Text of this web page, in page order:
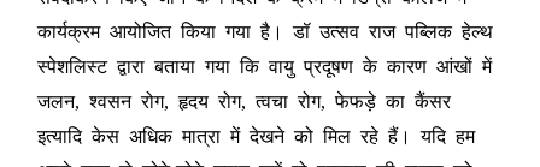
कार्यक्रम आयोजित किया गया है। डॉ उत्सव राज पब्लिक हेल्थ
स्पेशलिस्ट द्वारा बताया गया कि वायु प्रदूषण के कारण आंखों में
जलन, श्वसन रोग, हृदय रोग, त्वचा रोग, फेफड़े का कैंसर
इत्यादि केस अधिक मात्रा में देखने को मिल रहे हैं। यदि हम